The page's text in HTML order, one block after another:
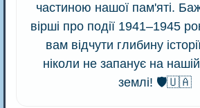
частиною нашої пам'яті.
вірші про події 1941–1945
вам відчути глибину
ніколи не запанує на нашій
землі! 🛡️🇺🇦